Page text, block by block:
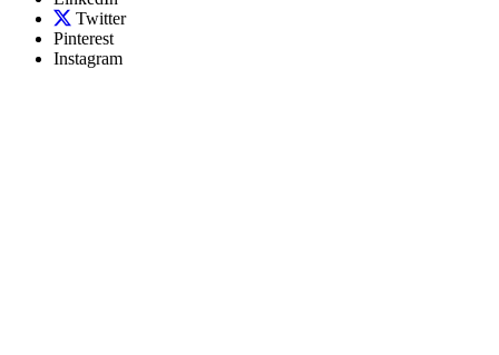
Twitter
Pinterest
Instagram